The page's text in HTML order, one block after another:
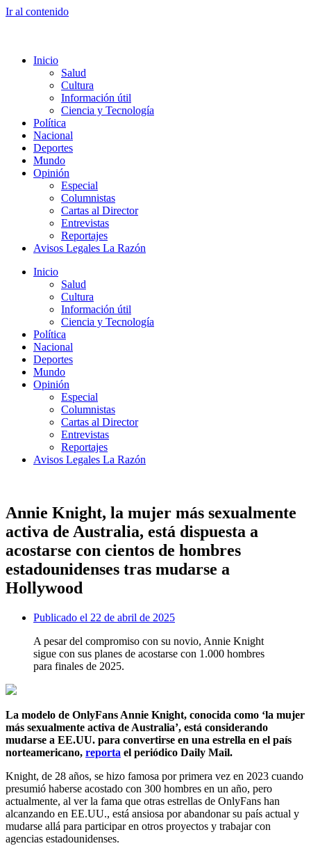
Ir al contenido
Inicio
Salud
Cultura
Información útil
Ciencia y Tecnología
Política
Nacional
Deportes
Mundo
Opinión
Especial
Columnistas
Cartas al Director
Entrevistas
Reportajes
Avisos Legales La Razón
Inicio
Salud
Cultura
Información útil
Ciencia y Tecnología
Política
Nacional
Deportes
Mundo
Opinión
Especial
Columnistas
Cartas al Director
Entrevistas
Reportajes
Avisos Legales La Razón
Annie Knight, la mujer más sexualmente
activa de Australia, está dispuesta a
acostarse con cientos de hombres
estadounidenses tras mudarse a
Hollywood
Publicado el 22 de abril de 2025
A pesar del compromiso con su novio, Annie Knight
sigue con sus planes de acostarse con 1.000 hombres
para finales de 2025.
La modelo de OnlyFans Annie Knight, conocida como ‘la mujer
más sexualmente activa de Australia’, está considerando
mudarse a EE.UU. para convertirse en una estrella en el país
norteamericano, reporta el periódico Daily Mail.
Knight, de 28 años, se hizo famosa por primera vez en 2023 cuando
presumió haberse acostado con 300 hombres en un año, pero
actualmente, al ver la fama que otras estrellas de OnlyFans han
alcanzando en EE.UU., está ansiosa por abandonar su país actual y
mudarse allá para participar en otros proyectos y trabajar con
agencias estadounidenses.